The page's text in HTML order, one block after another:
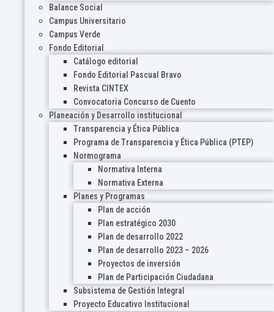
Balance Social
Campus Universitario
Campus Verde
Fondo Editorial
Catálogo editorial
Fondo Editorial Pascual Bravo
Revista CINTEX
Convocatoria Concurso de Cuento
Planeación y Desarrollo institucional
Transparencia y Ética Pública
Programa de Transparencia y Ética Pública (PTEP)
Normograma
Normativa Interna
Normativa Externa
Planes y Programas
Plan de acción
Plan estratégico 2030
Plan de desarrollo 2022
Plan de desarrollo 2023 – 2026
Proyectos de inversión
Plan de Participación Ciudadana
Subsistema de Gestión Integral
Proyecto Educativo Institucional